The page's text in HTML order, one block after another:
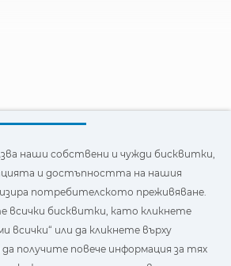
въпроси
наши собствени и бисквитки на
за да подобри навигацията и
на нашия уебсайт и да оптимизира
наши собствени и чужди бисквитки,
и достъпността на нашия
потребителското преживяване.
всички бисквитки, като кликнете
всички“ или да кликнете върху
да получите повече информация за тях